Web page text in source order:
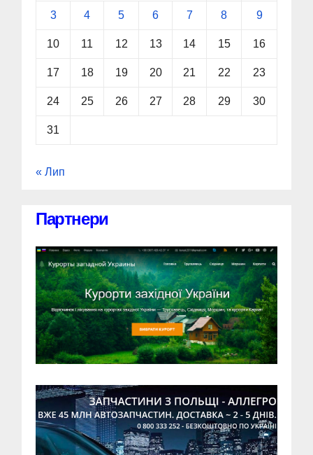
3 4 5 6 7 8 9
10 11 12 13 14 15 16
17 18 19 20 21 22 23
24 25 26 27 28 29 30
31
« Лип
Партнери